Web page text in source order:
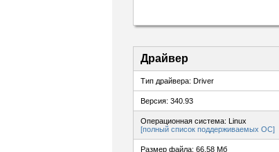
Драйвер
Тип драйвера: Driver
Версия: 340.93
Операционная система: Linux
[полный список поддерживаемых ОС]
Размер файла: 66.58 Мб